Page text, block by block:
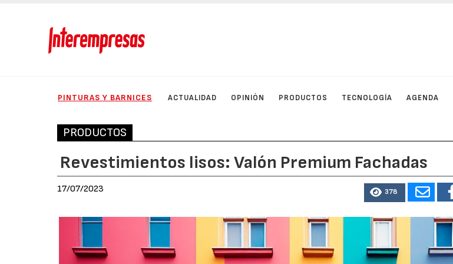
PINTURAS Y BARNICES ACTUALIDAD OPINIÓN PRODUCTOS TECNOLOGÍA AGENDA
PRODUCTOS
Revestimientos lisos: Valón Premium Fachadas
17/07/2023 378